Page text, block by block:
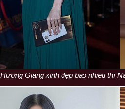
Giang xinh đẹp bao nhiêu thì